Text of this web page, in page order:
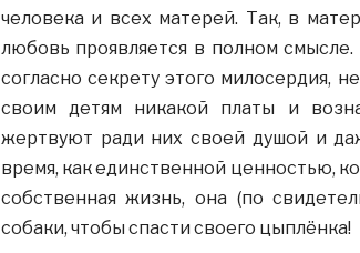
человека и всех матерей. Так, в
любовь проявляется в полном смысле.
согласно секрету этого милосердия,
своим детям никакой платы и
жертвуют ради них своей душой и
время, как единственной ценностью,
собственная жизнь, она (по
собаки, чтобы спасти своего цыплёнка!